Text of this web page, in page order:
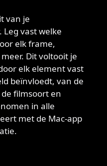
van je
vast welke
elk frame,
meer. Dit voltooit je
elk element vast
beïnvloedt, van de
filmsoort en
in alle
met de Mac-app